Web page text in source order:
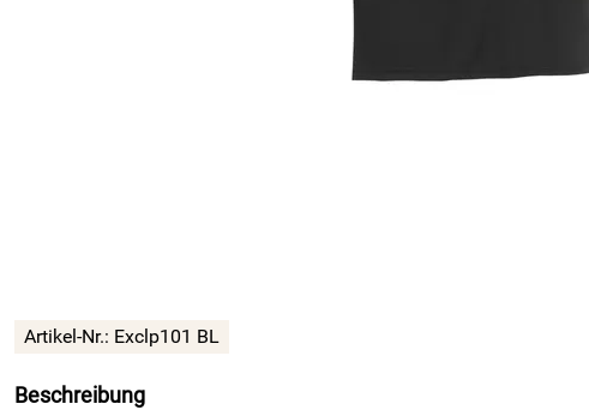
Artikel-Nr.: Exclp101 BL
Beschreibung